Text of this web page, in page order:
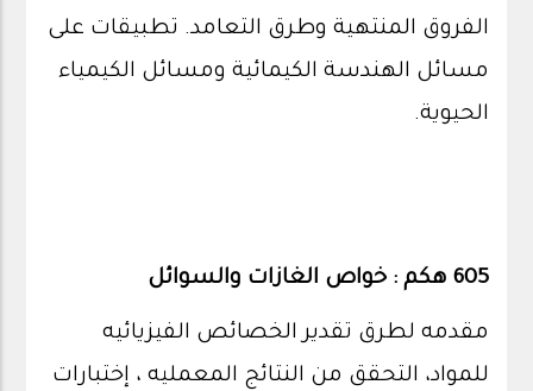
الفروق المنتهية وطرق التعامد. تطبيقات على
مسائل الهندسة الكيمائية ومسائل الكيمياء
الحيوية.
605 هكم : خواص الغازات والسوائل
مقدمه لطرق تقدير الخصائص الفيزيائيه
للمواد، التحقق من النتائج المعمليه ، إختبارات